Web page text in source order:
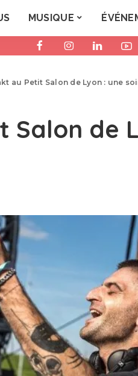
MUSIQUE
au Petit Salon de Lyon : une
de